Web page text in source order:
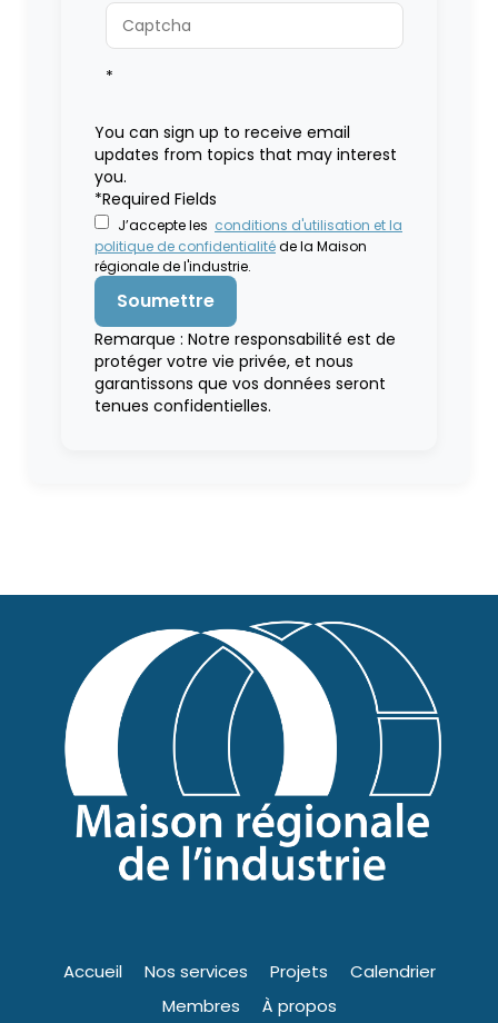
*
You can sign up to receive email
updates from topics that may interest
you.
*Required Fields
J’accepte les conditions d'utilisation et la
politique de confidentialitéde la Maison
régionale de l'industrie.
Remarque : Notre responsabilité est de
protéger votre vie privée, et nous
garantissons que vos données seront
tenues confidentielles.
Accueil Nos services Projets
Calendrier
Membres
À propos